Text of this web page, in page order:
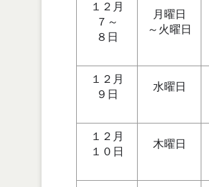
１２月
７～
８日
月曜日
～火曜日
１２月
９日
水曜日
１２月
１０日
木曜日